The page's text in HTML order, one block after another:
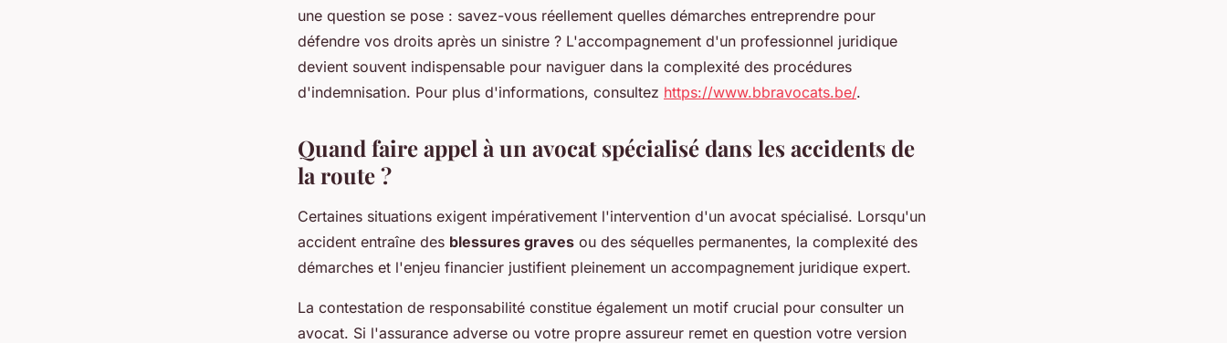
une question se pose : savez-vous réellement quelles démarches entreprendre pour
défendre vos droits après un sinistre ? L'accompagnement d'un professionnel juridique
devient souvent indispensable pour naviguer dans la complexité des procédures
d'indemnisation. Pour plus d'informations, consultez https://www.bbravocats.be/.
Quand faire appel à un avocat spécialisé dans les accidents de
la route ?
Certaines situations exigent impérativement l'intervention d'un avocat spécialisé. Lorsqu'un
accident entraîne des blessures graves ou des séquelles permanentes, la complexité des
démarches et l'enjeu financier justifient pleinement un accompagnement juridique expert.
La contestation de responsabilité constitue également un motif crucial pour consulter un
avocat. Si l'assurance adverse ou votre propre assureur remet en question votre version